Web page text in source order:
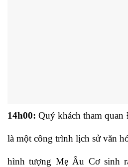
14h00: Quý khách tham quan
là một công trình lịch sử văn
hình tượng Mẹ Âu Cơ sinh